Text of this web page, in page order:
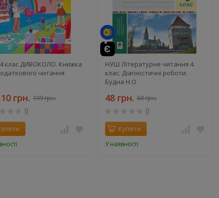
клас ДИВОКОЛО. Книжка
читання
грн. 199 грн.
0
НУШ Літературне читання 4
клас. Діагностичні роботи.
Будна Н.О
48 грн. 60 грн.
0
Купити
У наявності